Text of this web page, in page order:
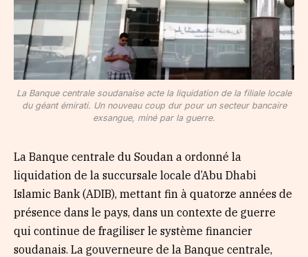
La Banque centrale soudanaise acte la liquidation de la filiale locale
du géant émirati. Un nouveau coup dur pour un secteur bancaire
exsangue, miné par la guerre.
La Banque centrale du Soudan a ordonné la
liquidation de la succursale locale d’Abu Dhabi
Islamic Bank (ADIB), mettant fin à quatorze années de
présence dans le pays, dans un contexte de guerre
qui continue de fragiliser le système financier
soudanais. La gouverneure de la Banque centrale,